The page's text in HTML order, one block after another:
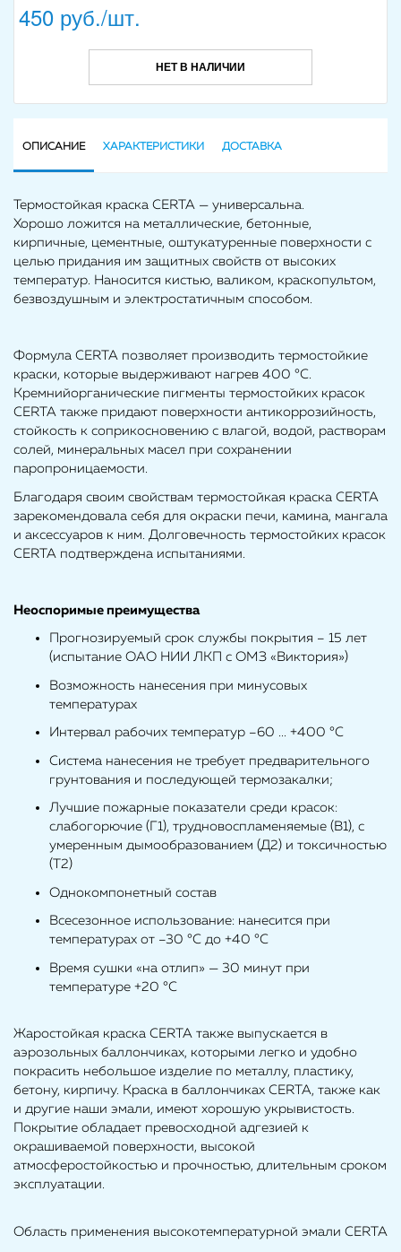
450 руб./шт.
НЕТ В НАЛИЧИИ
ОПИСАНИЕ ХАРАКТЕРИСТИКИ ДОСТАВКА
Термостойкая краска CERTA — универсальна.
Хорошо ложится на металлические, бетонные,
кирпичные, цементные, оштукатуренные поверхности с
целью придания им защитных свойств от высоких
температур. Наносится кистью, валиком, краскопультом,
безвоздушным и электростатичным способом.
Формула CERTA позволяет производить термостойкие
краски, которые выдерживают нагрев 400 °С.
Кремнийорганические пигменты термостойких красок
CERTA также придают поверхности антикоррозийность,
стойкость к соприкосновению с влагой, водой, растворам
солей, минеральных масел при сохранении
паропроницаемости.
Благодаря своим свойствам термостойкая краска CERTA
зарекомендовала себя для окраски печи, камина, мангала
и аксессуаров к ним. Долговечность термостойких красок
CERTA подтверждена испытаниями.
Неоспоримые преимущества
Прогнозируемый срок службы покрытия – 15 лет
(испытание ОАО НИИ ЛКП с ОМЗ «Виктория»)
Возможность нанесения при минусовых
температурах
Интервал рабочих температур –60 ... +400 °С
Система нанесения не требует предварительного
грунтования и последующей термозакалки;
Лучшие пожарные показатели среди красок:
слабогорючие (Г1), трудновоспламеняемые (В1), с
умеренным дымообразованием (Д2) и токсичностью
(Т2)
Однокомпонетный состав
Всесезонное использование: нанесится при
температурах от –30 °С до +40 °С
Время сушки «на отлип» — 30 минут при
температуре +20 °С
Жаростойкая краска CERTA также выпускается в
аэрозольных баллончиках, которыми легко и удобно
покрасить небольшое изделие по металлу, пластику,
бетону, кирпичу. Краска в баллончиках CERTA, также как
и другие наши эмали, имеют хорошую укрывистость.
Покрытие обладает превосходной адгезией к
окрашиваемой поверхности, высокой
атмосферостойкостью и прочностью, длительным сроком
эксплуатации.
Область применения высокотемпературной эмали CERTA